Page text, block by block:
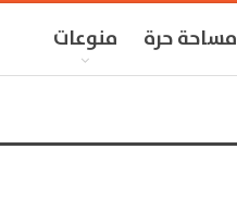
مساحة حرة منوعات